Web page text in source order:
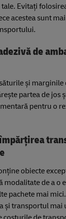
Evitați
acestea sunt
de
și marginile
partea de jos
pentru o
obiecte
modalitate de a o
pachete mai
și transportul mai